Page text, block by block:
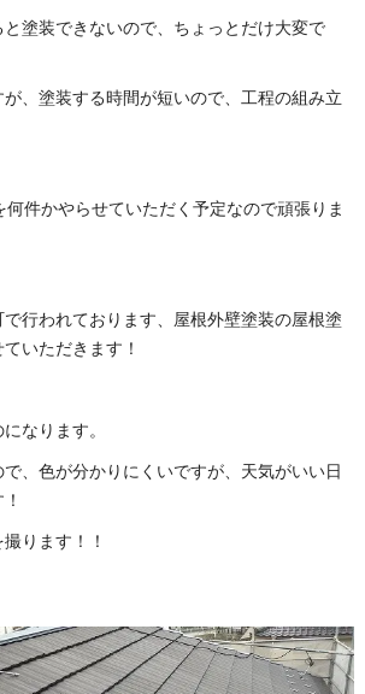
塗装できないので、ちょっとだけ大変で
、塗装する時間が短いので、工程の組み立
件かやらせていただく予定なので頑張りま
行われております、屋根外壁塗装の屋根塗
いただきます！
なります。
、色が分かりにくいですが、天気がいい日
ります！！